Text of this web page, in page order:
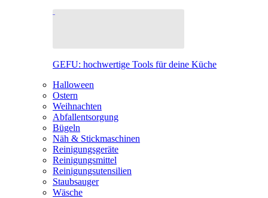
GEFU: hochwertige Tools für deine Küche
Halloween
Ostern
Weihnachten
Abfallentsorgung
Bügeln
Näh & Stickmaschinen
Reinigungsgeräte
Reinigungsmittel
Reinigungsutensilien
Staubsauger
Wäsche